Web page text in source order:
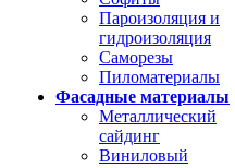
Пароизоляция и
гидроизоляция
Саморезы
Пиломатериалы
Фасадные материалы
Металлический
сайдинг
Виниловый